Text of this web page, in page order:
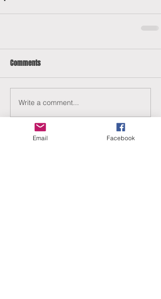
Comments
Write a comment...
Email Facebook